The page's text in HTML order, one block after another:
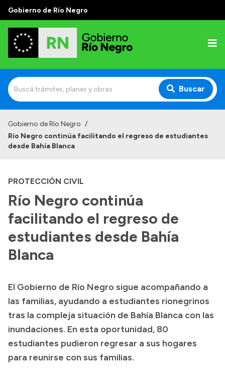
Gobierno de Río Negro
Buscar
Autoridades
Autoridades y Organismos
Discursos en la Legislatura
Casa de Gobierno
Acerca de Río Negro
Historia
Presupuesto
Gobierno de Río Negro /
Río Negro continúa facilitando el regreso de estudiantes
desde Bahía Blanca
PROTECCIÓN CIVIL
Río Negro continúa
facilitando el regreso de
estudiantes desde Bahía
Blanca
El Gobierno de Río Negro sigue acompañando a
las familias, ayudando a estudiantes rionegrinos
tras la compleja situación de Bahía Blanca con las
inundaciones. En esta oportunidad, 80
estudiantes pudieron regresar a sus hogares
para reunirse con sus familias.